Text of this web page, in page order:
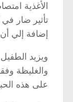
الأغذية
تأثير ضار
إضافة إلي
ويزيد
والغليظة
على هذه